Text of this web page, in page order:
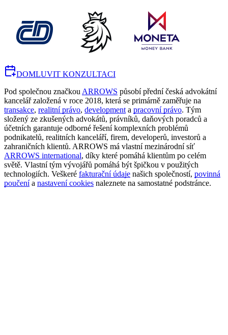
DOMLUVIT KONZULTACI
Pod společnou značkou ARROWS působí přední česká advokátní
kancelář založená v roce 2018, která se primárně zaměřuje na
transakce, realitní právo, development a pracovní právo. Tým
složený ze zkušených advokátů, právníků, daňových poradců a
účetních garantuje odborné řešení komplexních problémů
podnikatelů, realitních kanceláří, firem, developerů, investorů a
zahraničních klientů. ARROWS má vlastní mezinárodní síť
ARROWS international, díky které pomáhá klientům po celém
světě. Vlastní tým vývojářů pomáhá být špičkou v použitých
technologiích. Veškeré fakturační údaje našich společností, povinná
poučenía nastavení cookies naleznete na samostatné podstránce.